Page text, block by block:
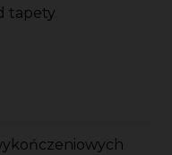
tapety